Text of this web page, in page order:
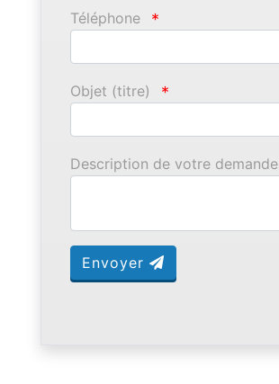
Téléphone *
Objet (titre) *
Description de votre demande
Envoyer